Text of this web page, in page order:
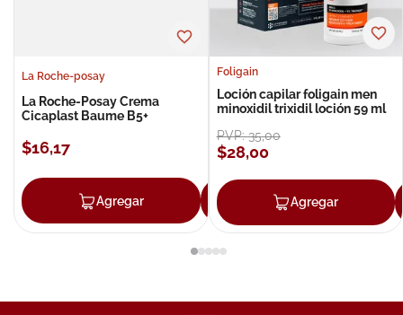
La Roche-posay
La Roche-Posay Crema
Cicaplast Baume B5+
$16,17
Agregar Agregar
Foligain
Loción capilar foligain men
minoxidil trixidil loción 59 ml
PVP:35,00
$28,00
Agregar